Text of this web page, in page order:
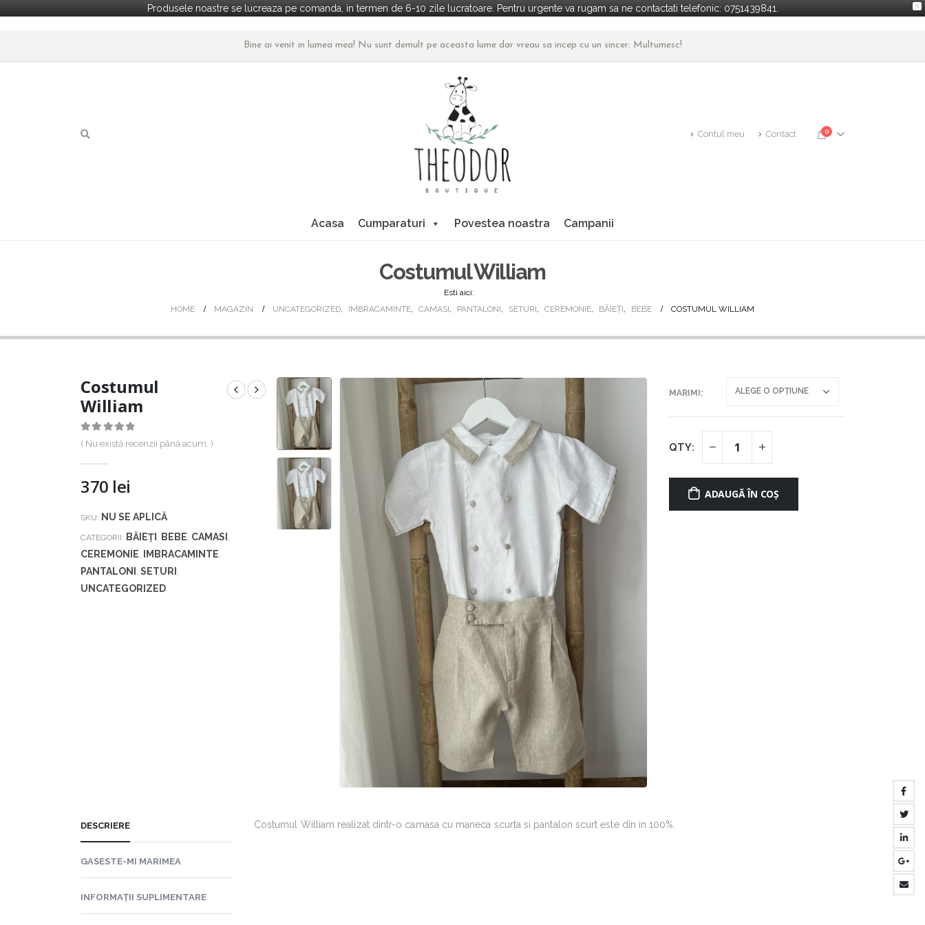
X
Produsele noastre se lucreaza pe comanda, in termen de 6-10 zile lucratoare. Pentru urgente va rugam sa ne contactati telefonic: 0751439841.
Bine ai venit in lumea mea! Nu sunt demult pe aceasta lume dar vreau sa incep cu un sincer: Multumesc!
Contul meu Contact 0
Acasa Cumparaturi Povestea noastra Campanii
Costumul William
Esti aici:
HOME
MAGAZIN UNCATEGORIZED, IMBRACAMINTE, CAMASI, PANTALONI, SETURI, CEREMONIE, BĂIEȚI, BEBE COSTUMUL WILLIAM
Costumul
William
0out of 5
( Nu există recenzii până acum. )
370 lei
SKU: NU SE APLICĂ
CATEGORII: BĂIEȚI BEBE CAMASI
CEREMONIE IMBRACAMINTE
PANTALONI SETURI
UNCATEGORIZED
MARIMI
ADAUGĂ ÎN COȘ
DESCRIERE
GASESTE-MI MARIMEA
INFORMAȚII SUPLIMENTARE
Costumul William realizat dintr-o camasa cu maneca scurta si pantalon scurt este din in 100%.